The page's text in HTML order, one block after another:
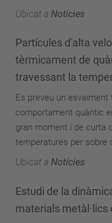
Ubicat a Notícies
Partícules d'alta
tèrmicament de
travessant la
Es preveu un esvaïment
comportament quàntic
gran moment i de curta
temperatures per sobre
Ubicat a Notícies
Estudi de la
materials metàl·lics